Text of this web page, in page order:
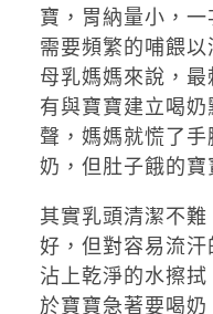
寶，胃納量小，一
需要頻繁的哺餵
母乳媽媽來說，
有與寶寶建立喝
聲，媽媽就慌了
奶，但肚子餓的
其實乳頭清潔不
好，但對容易流
沾上乾淨的水擦
於寶寶急著要喝